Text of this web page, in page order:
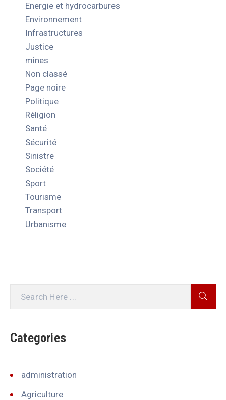
Energie et hydrocarbures
Environnement
Infrastructures
Justice
mines
Non classé
Page noire
Politique
Réligion
Santé
Sécurité
Sinistre
Société
Sport
Tourisme
Transport
Urbanisme
Categories
administration
Agriculture